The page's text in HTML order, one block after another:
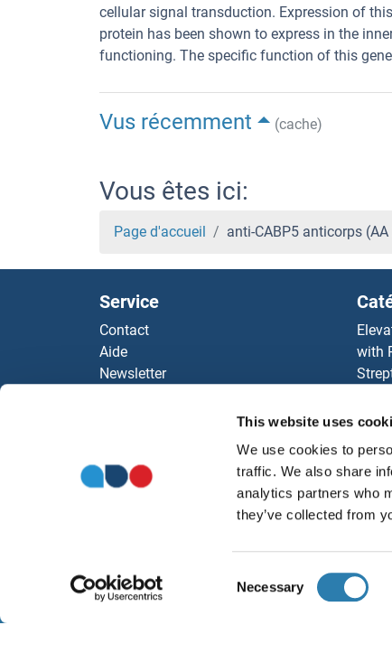
This website uses
We use cookies to
traffic. We also share
analytics partners who
they’ve collected from
Selection
Necessary
cellular signal transduction. Expression of
protein has been shown to express in the
functioning. The specific function of this
Vus récemment (cache)
Vous êtes ici:
Page d'accueil anti-CABP5 anticorps
Service
Contact
Aide
Newsletter
with
Nos